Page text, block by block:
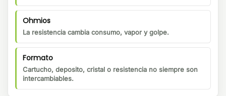
Ohmios
La resistencia cambia consumo, vapor y golpe.
Formato
Cartucho, deposito, cristal o resistencia no siempre son
intercambiables.